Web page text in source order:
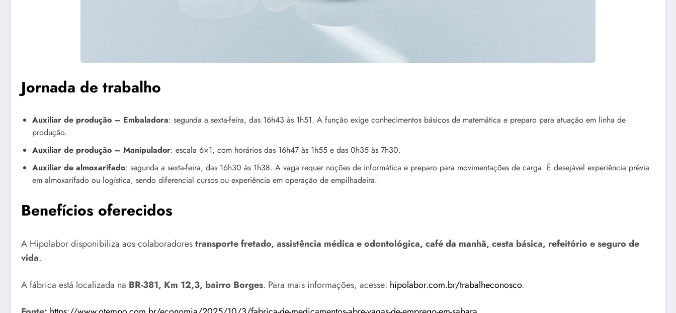
Jornada de trabalho
Auxiliar de produção – Embaladora: segunda a sexta-feira, das 16h43 às 1h51. A função exige conhecimentos básicos de matemática e preparo para atuação em linha de
produção.
Auxiliar de produção – Manipulador: escala 6×1, com horários das 16h47 às 1h55 e das 0h35 às 7h30.
Auxiliar de almoxarifado: segunda a sexta-feira, das 16h30 às 1h38. A vaga requer noções de informática e preparo para movimentações de carga. É desejável experiência prévia
em almoxarifado ou logística, sendo diferencial cursos ou experiência em operação de empilhadeira.
Benefícios oferecidos
A Hipolabor disponibiliza aos colaboradorestransporte fretado, assistência médica e odontológica, café da manhã, cesta básica, refeitório e seguro de
vida.
A fábrica está localizada na BR-381, Km 12,3, bairro Borges. Para mais informações, acesse: hipolabor.com.br/trabalheconosco.